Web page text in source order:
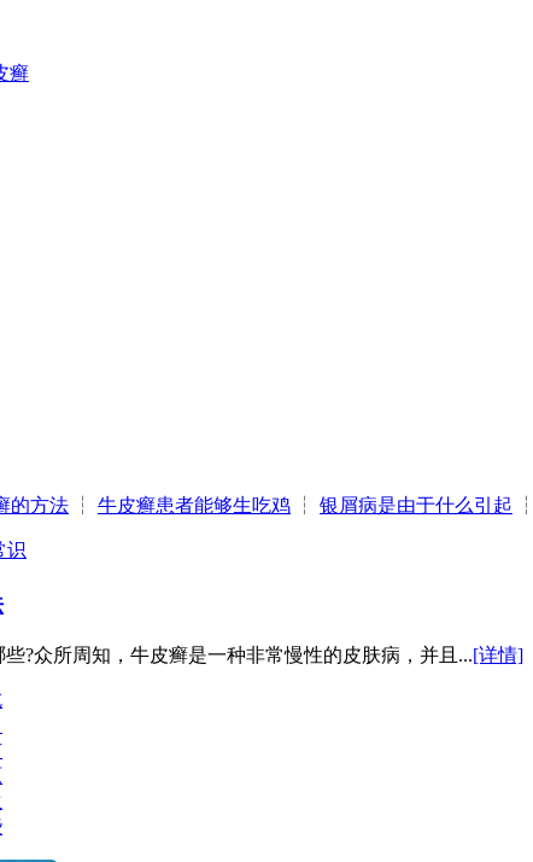
癣
的方法 ┆ 牛皮癣患者能够生吃鸡 ┆ 银屑病是由于什么引起 ┆
识
?众所周知，牛皮癣是一种非常慢性的皮肤病，并且...[详情]